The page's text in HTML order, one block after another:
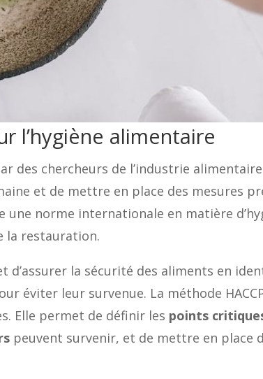
l’hygiène alimentaire
des chercheurs de l’industrie
et de mettre en place des mesures
une norme internationale en matière
la restauration.
d’assurer la sécurité des aliments en
éviter leur survenue. La méthode
Elle permet de définir les points
peuvent survenir, et de mettre en place